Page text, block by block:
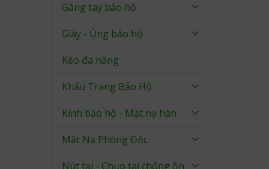
Găng tay bảo hộ
Giày - Ủng bảo hộ
Kéo đa năng
Khẩu Trang Bảo Hộ
Kính bảo hộ - Mặt nạ hàn
Mặt Nạ Phòng Độc
Nút tai - Chụp tai chống ồn